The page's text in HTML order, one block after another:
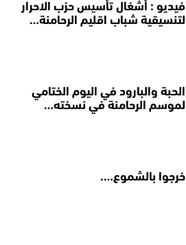
فيديو : أشغال تأسيس حزب الاحرار
لتنسيقية شباب اقليم الرحامنة…
الحبة والبارود في اليوم الختامي
لموسم الرحامنة في نسخته…
خرجوا بالشموع….